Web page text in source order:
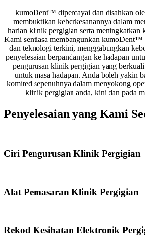
kumoDent™ dipercayai dan disahkan
membuktikan keberkesanannya dalam
harian klinik pergigian serta meningkatkan
Kami sentiasa membangunkan
dan teknologi terkini, menggabungkan
penyelesaian berpandangan ke hadapan
pengurusan klinik pergigian yang
untuk masa hadapan. Anda boleh yakin
komited sepenuhnya dalam menyokong
klinik pergigian anda, kini dan pada
Penyelesaian yang Kami
Ciri Pengurusan Klinik Pergigian
Alat Pemasaran Klinik Pergigian
Rekod Kesihatan Elektronik